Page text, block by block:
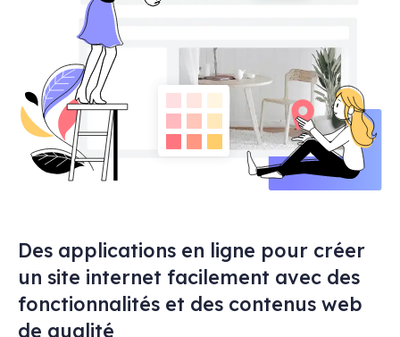
Des applications en ligne pour créer
un site internet facilement avec des
fonctionnalités et des contenus web
de qualité